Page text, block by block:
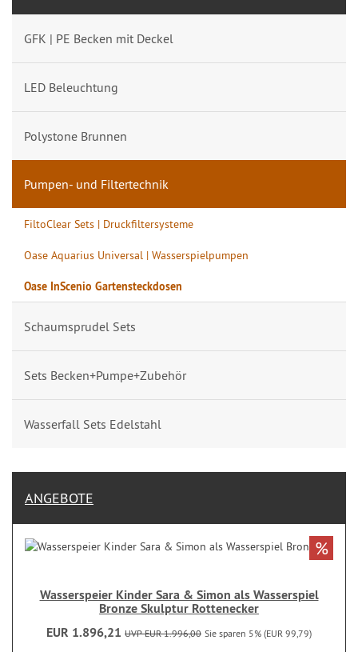
GFK | PE Becken mit Deckel
LED Beleuchtung
Polystone Brunnen
Pumpen- und Filtertechnik
FiltoClear Sets | Druckfiltersysteme
Oase Aquarius Universal | Wasserspielpumpen
Oase InScenio Gartensteckdosen
Schaumsprudel Sets
Sets Becken+Pumpe+Zubehör
Wasserfall Sets Edelstahl
ANGEBOTE
Wasserspeier Kinder Sara & Simon als Wasserspiel
Bronze Skulptur Rottenecker
EUR 1.896,21 UVP EUR 1.996,00 Sie sparen 5% (EUR 99,79)
%